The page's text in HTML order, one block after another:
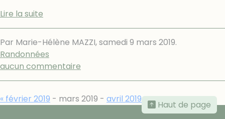
Lire la suite
Par Marie-Hélène MAZZI,samedi 9 mars 2019.
Randonnées
aucun commentaire
« février 2019 - mars 2019 - avril 2019 »
Haut de page